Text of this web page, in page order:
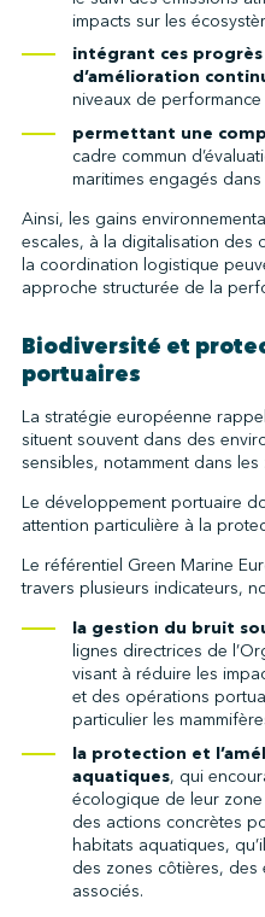
impacts sur les
intégrant ces
d’amélioration
niveaux de
permettant une
cadre commun
maritimes engagés
Ainsi, les gains
escales, à la digitalisation des
la coordination logistique
approche structurée de la
Biodiversité et
portuaires
La stratégie européenne
situent souvent dans des
sensibles, notamment dans
Le développement portuaire
attention particulière à la
Le référentiel Green Marine
travers plusieurs indicateurs,
la gestion du bruit
lignes directrices de
visant à réduire les
et des opérations
particulier les
la protection et
aquatiques, qui
écologique de leur
des actions concrètes
habitats aquatiques,
des zones côtières, des
associés.